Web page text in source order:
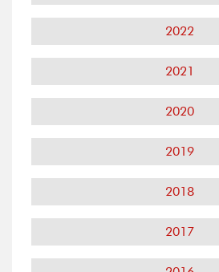
2022
2021
2020
2019
2018
2017